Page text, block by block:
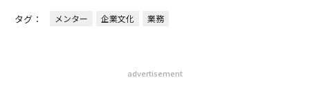
タグ： メンター 企業文化 業務
advertisement